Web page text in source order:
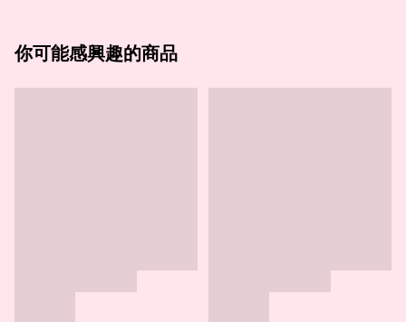
你可能感興趣的商品